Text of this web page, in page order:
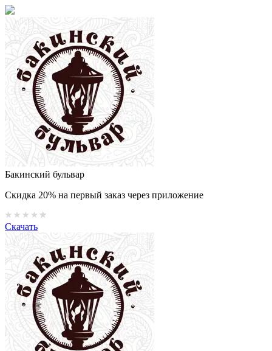
Бакинский бульвар
Скидка 20% на первый заказ через приложение
Скачать